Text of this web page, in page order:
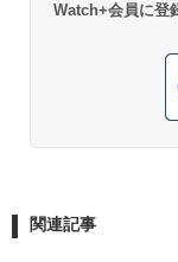
Watch+会員に登
関連記事